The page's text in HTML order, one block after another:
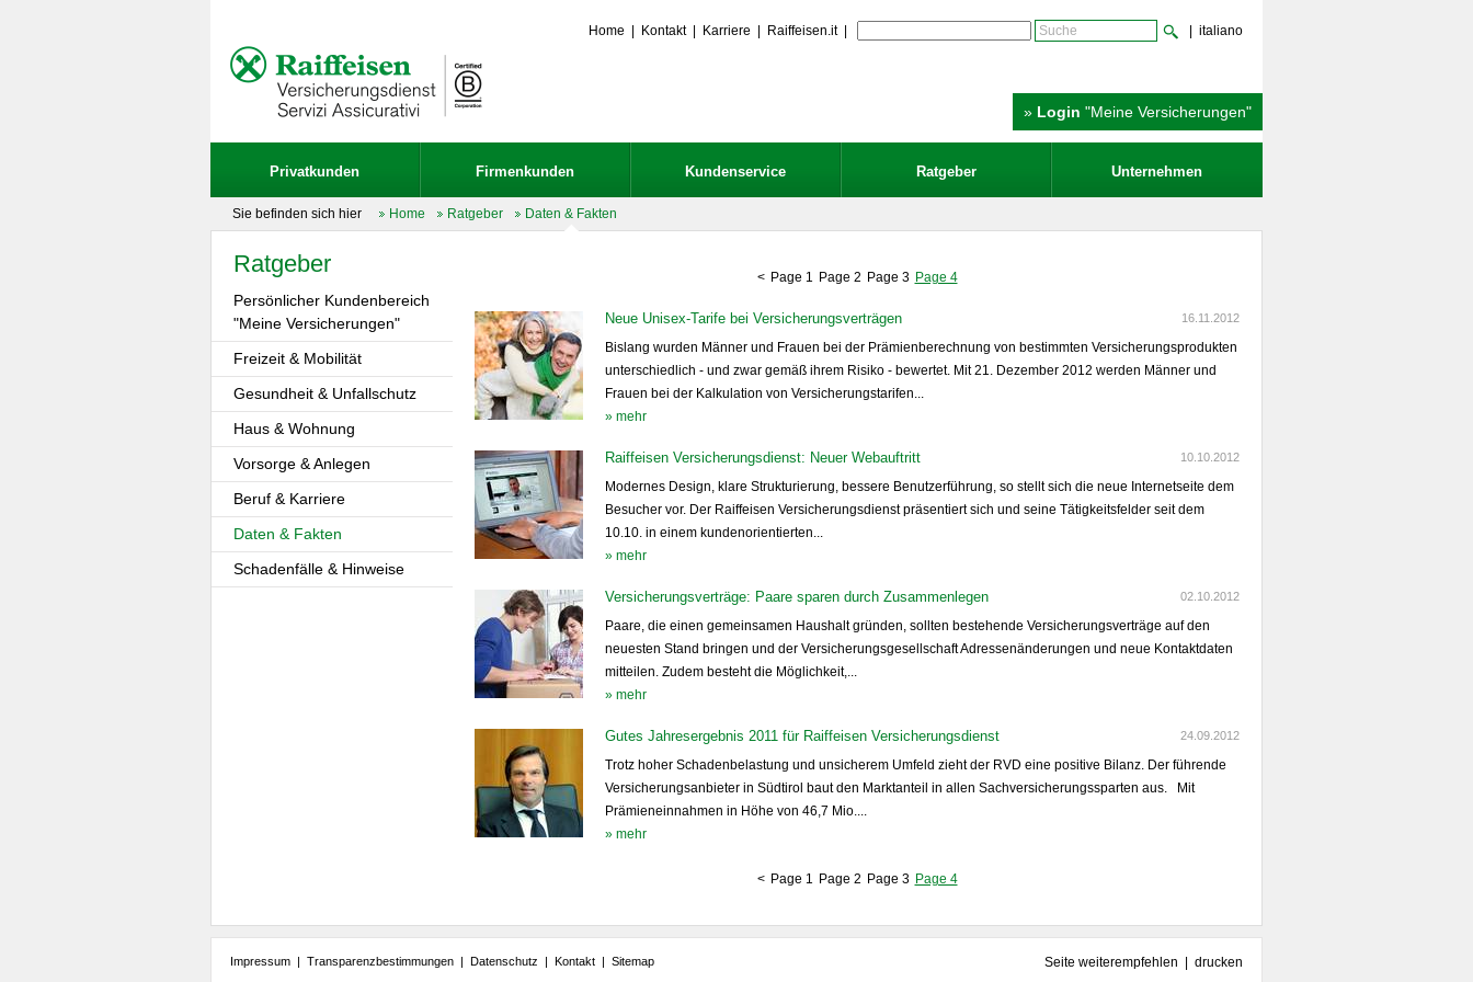
Home Kontakt| Karriere Raiffeisen.it| | italiano
» Login "Meine Versicherungen"
Privatkunden Firmenkunden Kundenservice Ratgeber Unternehmen
Sie befinden sich hier Home Ratgeber Daten & Fakten
< Page 1 Page 2 Page 3 Page 4
Neue Unisex-Tarife bei Versicherungsverträgen 16.11.2012
Bislang wurden Männer und Frauen bei der Prämienberechnung von bestimmten Versicherungsprodukten
unterschiedlich - und zwar gemäß ihrem Risiko - bewertet. Mit 21. Dezember 2012 werden Männer und
Frauen bei der Kalkulation von Versicherungstarifen...
» mehr
Raiffeisen Versicherungsdienst: Neuer Webauftritt 10.10.2012
Modernes Design, klare Strukturierung, bessere Benutzerführung, so stellt sich die neue Internetseite dem
Besucher vor. Der Raiffeisen Versicherungsdienst präsentiert sich und seine Tätigkeitsfelder seit dem
10.10. in einem kundenorientierten...
» mehr
Versicherungsverträge: Paare sparen durch Zusammenlegen 02.10.2012
Paare, die einen gemeinsamen Haushalt gründen, sollten bestehende Versicherungsverträge auf den
neuesten Stand bringen und der Versicherungsgesellschaft Adressenänderungen und neue Kontaktdaten
mitteilen. Zudem besteht die Möglichkeit,...
» mehr
Gutes Jahresergebnis 2011 für Raiffeisen Versicherungsdienst 24.09.2012
Trotz hoher Schadenbelastung und unsicherem Umfeld zieht der RVD eine positive Bilanz. Der führende
Versicherungsanbieter in Südtirol baut den Marktanteil in allen Sachversicherungssparten aus. Mit
Prämieneinnahmen in Höhe von 46,7 Mio....
» mehr
< Page 1 Page 2 Page 3 Page 4
Ratgeber
Persönlicher Kundenbereich
"Meine Versicherungen"
Freizeit & Mobilität
Gesundheit & Unfallschutz
Haus & Wohnung
Vorsorge & Anlegen
Beruf & Karriere
Daten & Fakten
Schadenfälle & Hinweise
Impressum | Transparenzbestimmungen | Datenschutz | Kontakt | Sitemap Seite weiterempfehlen drucken